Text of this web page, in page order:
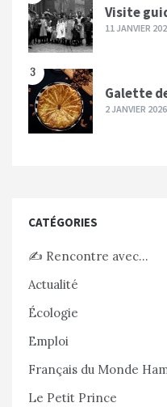
Visite
11 JANVIER
3
Galette
2 JANVIER 2026
CATÉGORIES
✍️ Rencontre avec…
Actualité
Écologie
Emploi
Français du Monde
Le Petit Prince